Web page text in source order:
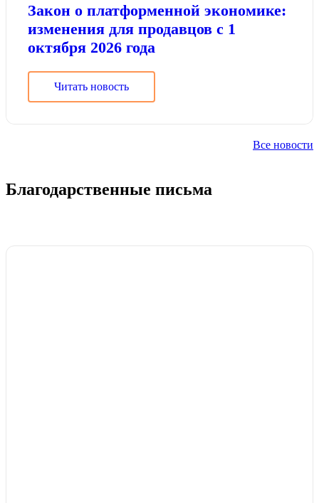
Закон о платформенной экономике:
изменения для продавцов с 1
октября 2026 года
Читать новость
Все новости
Благодарственные письма